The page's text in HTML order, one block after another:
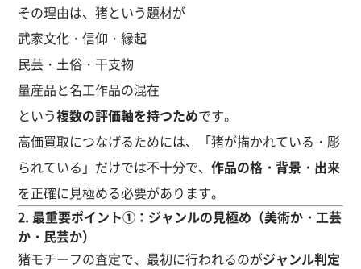
その理由は、猪という題材が
武家文化・信仰・縁起
民芸・土俗・干支物
量産品と名工作品の混在
という複数の評価軸を持つためです。
高価買取につなげるためには、「猪が描かれている・彫
られている」だけでは不十分で、作品の格・背景・出来
を正確に見極める必要があります。
2. 最重要ポイント①：ジャンルの見極め（美術か・工芸
か・民芸か）
猪モチーフの査定で、最初に行われるのがジャンル判定